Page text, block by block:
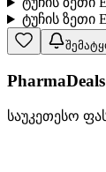
ტუჩის ზეთი
PharmaDeals
საუკეთესო